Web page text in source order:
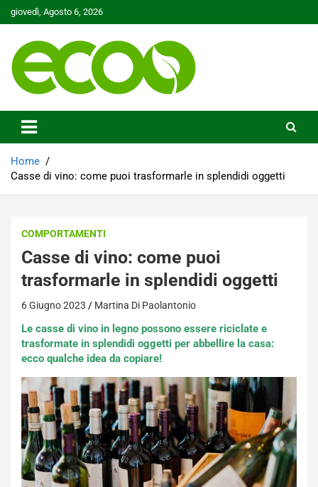
Skip
to
giovedì, Agosto 6, 2026
Ecoo.it
Home
Casse di vino: come puoi trasformarle in splendidi oggetti
COMPORTAMENTI
Casse di vino: come puoi
trasformarle in splendidi oggetti
6 Giugno 2023 Martina Di Paolantonio
Le casse di vino in legno possono essere riciclate e
trasformate in splendidi oggetti per abbellire la casa:
ecco qualche idea da copiare!